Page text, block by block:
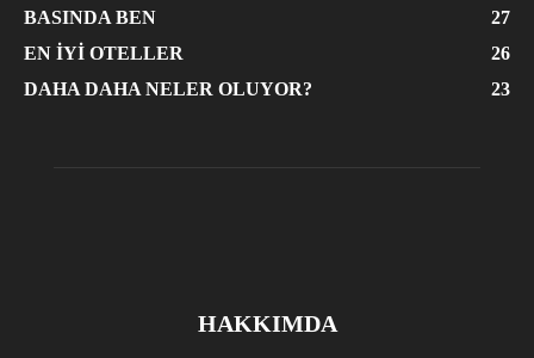
BASINDA BEN
27
EN İYI OTELLER
26
DAHA DAHA NELER OLUYOR?
23
HAKKIMDA